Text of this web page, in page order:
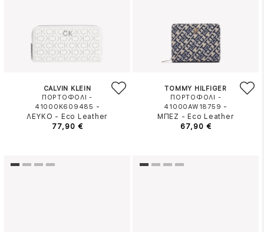
CALVIN KLEIN
ΠΟΡΤΟΦΟΛΙ -
41000K609485 -
ΛΕΥΚΟ - Eco Leather
77,90 €
TOMMY HILFIGER
ΠΟΡΤΟΦΟΛΙ -
41000AW18759 -
ΜΠΕΖ - Eco Leather
67,90 €